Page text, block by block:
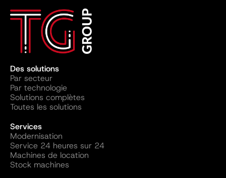
Des solutions
Par secteur
Par technologie
Solutions complètes
Toutes les solutions
Services
Modernisation
Service 24 heures sur 24
Machines de location
Stock machines